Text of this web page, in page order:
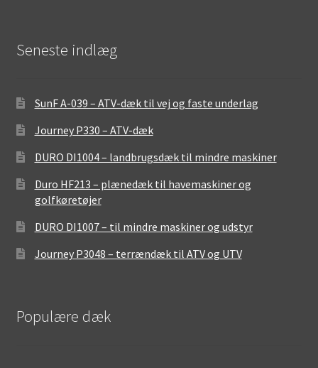
Seneste indlæg
SunF A-039 – ATV-dæk til vej og faste underlag
Journey P330 – ATV-dæk
DURO DI1004 – landbrugsdæk til mindre maskiner
Duro HF213 – plænedæk til havemaskiner og
golfkøretøjer
DURO DI1007 – til mindre maskiner og udstyr
Journey P3048 – terrændæk til ATV og UTV
Populære dæk